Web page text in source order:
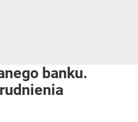
banku.